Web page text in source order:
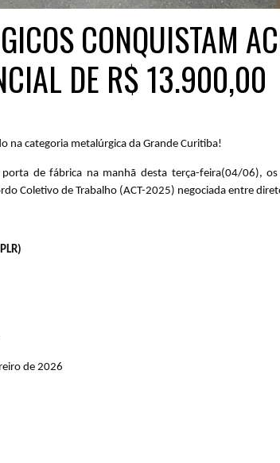
CONQUISTAM
DE R$ 13.900,00
na categoria metalúrgica da Grande Curitiba!
porta de fábrica na manhã desta terça-feira(04/06),
Coletivo de Trabalho (ACT-2025) negociada entre
de 2026